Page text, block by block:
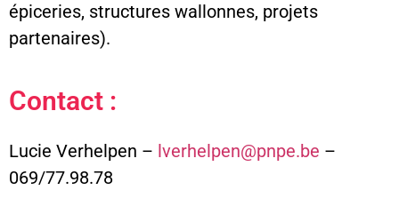
épiceries, structures wallonnes, projets
partenaires).
Contact :
Lucie Verhelpen – lverhelpen@pnpe.be –
069/77.98.78